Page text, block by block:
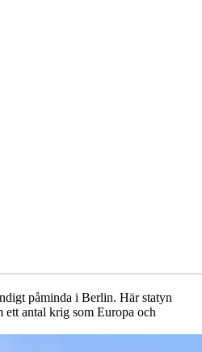
påminda i Berlin. Här statyn
ett antal krig som Europa och